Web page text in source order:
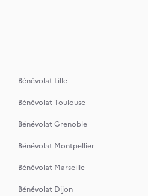
Bénévolat Lille
Bénévolat Toulouse
Bénévolat Grenoble
Bénévolat Montpellier
Bénévolat Marseille
Bénévolat Dijon